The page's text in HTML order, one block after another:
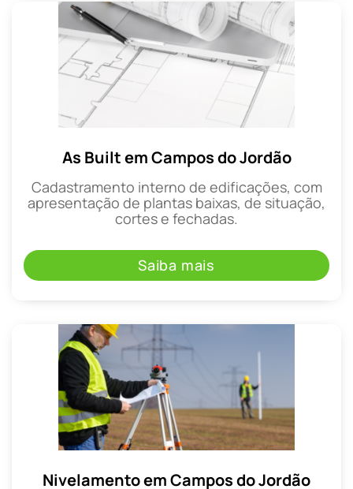
As Built em Campos do Jordão
Cadastramento interno de edificações, com
apresentação de plantas baixas, de situação,
cortes e fechadas.
Saiba mais
Nivelamento em Campos do Jordão